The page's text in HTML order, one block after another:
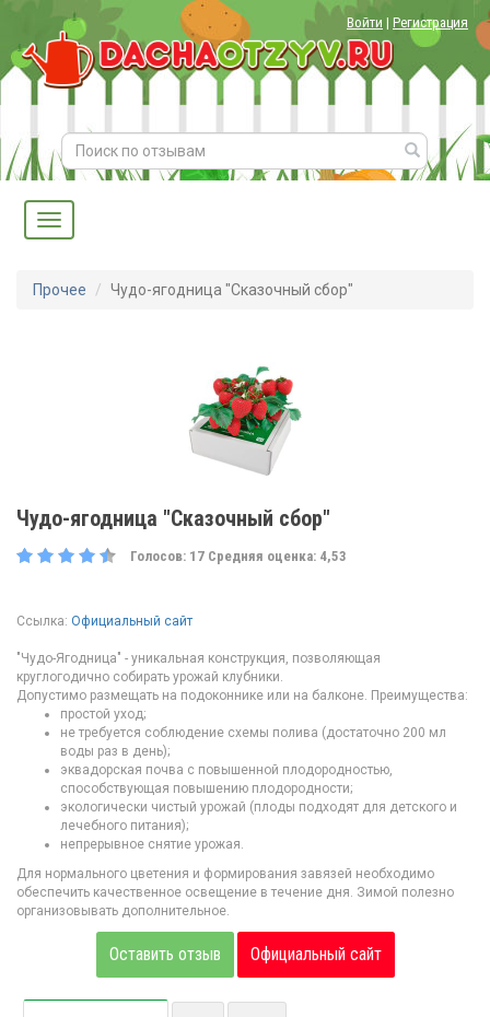
Войти | Регистрация
Прочее Чудо-ягодница "Сказочный сбор"
Чудо-ягодница "Сказочный сбор"
Голосов: 17 Средняя оценка: 4,53
Ссылка: Официальный сайт
"Чудо-Ягодница" - уникальная конструкция, позволяющая
круглогодично собирать урожай клубники.
Допустимо размещать на подоконнике или на балконе. Преимущества:
простой уход;
не требуется соблюдение схемы полива (достаточно 200 мл
воды раз в день);
эквадорская почва с повышенной плодородностью,
способствующая повышению плодородности;
экологически чистый урожай (плоды подходят для детского и
лечебного питания);
непрерывное снятие урожая.
Для нормального цветения и формирования завязей необходимо
обеспечить качественное освещение в течение дня. Зимой полезно
организовывать дополнительное.
Оставить отзыв Официальный сайт